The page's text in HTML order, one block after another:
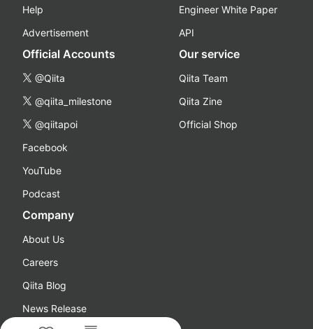
Help
Advertisement
Engineer White Paper
API
Official Accounts
@Qiita
@qiita_milestone
@qiitapoi
Facebook
YouTube
Podcast
Our service
Qiita Team
Qiita Zine
Official Shop
Company
About Us
Careers
Qiita Blog
News Release